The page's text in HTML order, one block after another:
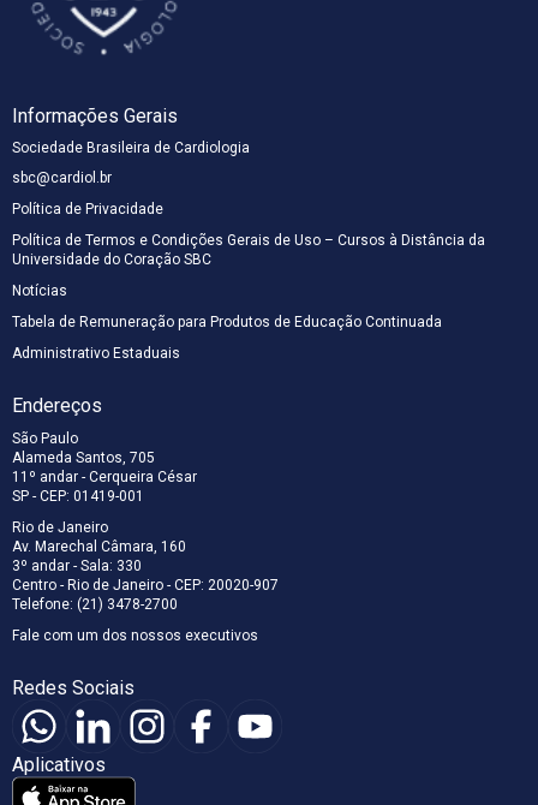
Informações Gerais
Sociedade Brasileira de Cardiologia
sbc@cardiol.br
Política de Privacidade
Política de Termos e Condições Gerais de Uso – Cursos à Distância da
Universidade do Coração SBC
Notícias
Tabela de Remuneração para Produtos de Educação Continuada
Administrativo Estaduais
Endereços
São Paulo
Alameda Santos, 705
11º andar - Cerqueira César
SP - CEP: 01419-001
Rio de Janeiro
Av. Marechal Câmara, 160
3º andar - Sala: 330
Centro - Rio de Janeiro - CEP: 20020-907
Telefone: (21) 3478-2700
Fale com um dos nossos executivos
Redes Sociais
Aplicativos